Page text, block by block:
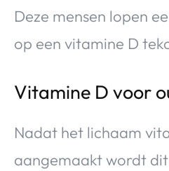
Deze mensen lopen
op een vitamine D
Vitamine D voor
Nadat het lichaam
aangemaakt wordt